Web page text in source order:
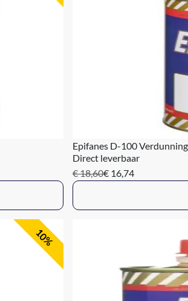
Epifanes D-100
Direct leverbaar
€ 18,60€ 16,74
10%